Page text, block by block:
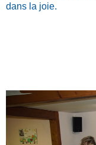
dans la joie.